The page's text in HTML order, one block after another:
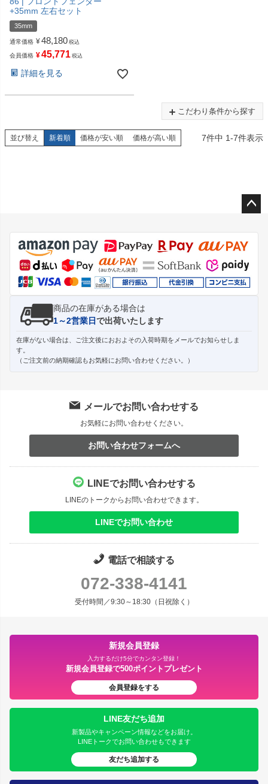
+35mm 左右セット
35mm
通常価格 ¥48,180 税込
会員価格 ¥45,771 税込
詳細を見る
こだわり条件から探す
並び替え 新着順 価格が安い順 価格が高い順 7件中 1-7件表示
ジト
ップ
へ
商品の在庫がある場合は
1～2営業日で出荷いたします
在庫がない場合は、ご注文後におおよその入荷時期をメールでお知らせしま
す。
（ご注文前の納期確認もお気軽にお問い合わせください。）
メールでお問い合わせする
お気軽にお問い合わせください。
お問い合わせフォームへ
LINEでお問い合わせする
LINEのトークからお問い合わせできます。
LINEでお問い合わせ
電話で相談する
072-338-4141
受付時間／9:30～18:30（日祝除く）
新規会員登録
入力するだけ5分でカンタン登録！
新規会員登録で500ポイントプレゼント
会員登録をする
LINE友だち追加
新製品やキャンペーン情報などをお届け。
LINEトークでお問い合わせもできます
友だち追加する